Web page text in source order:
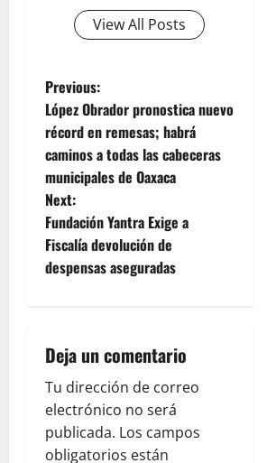
View All Posts
P
o
s
t
n
a
i
g
a
Previous:
López Obrador pronostica nuevo
récord en remesas; habrá
caminos a todas las cabeceras
municipales de Oaxaca
Next:
Fundación Yantra Exige a
Fiscalía devolución de
despensas aseguradas
Deja un comentario
Tu dirección de correo
electrónico no será
publicada. Los campos
obligatorios están